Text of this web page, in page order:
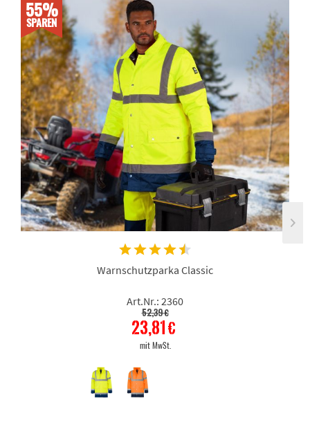
55%
SPAREN
Warnschutzparka Classic
Art.Nr.: 2360
52,39 €
23,81 €
mit MwSt.